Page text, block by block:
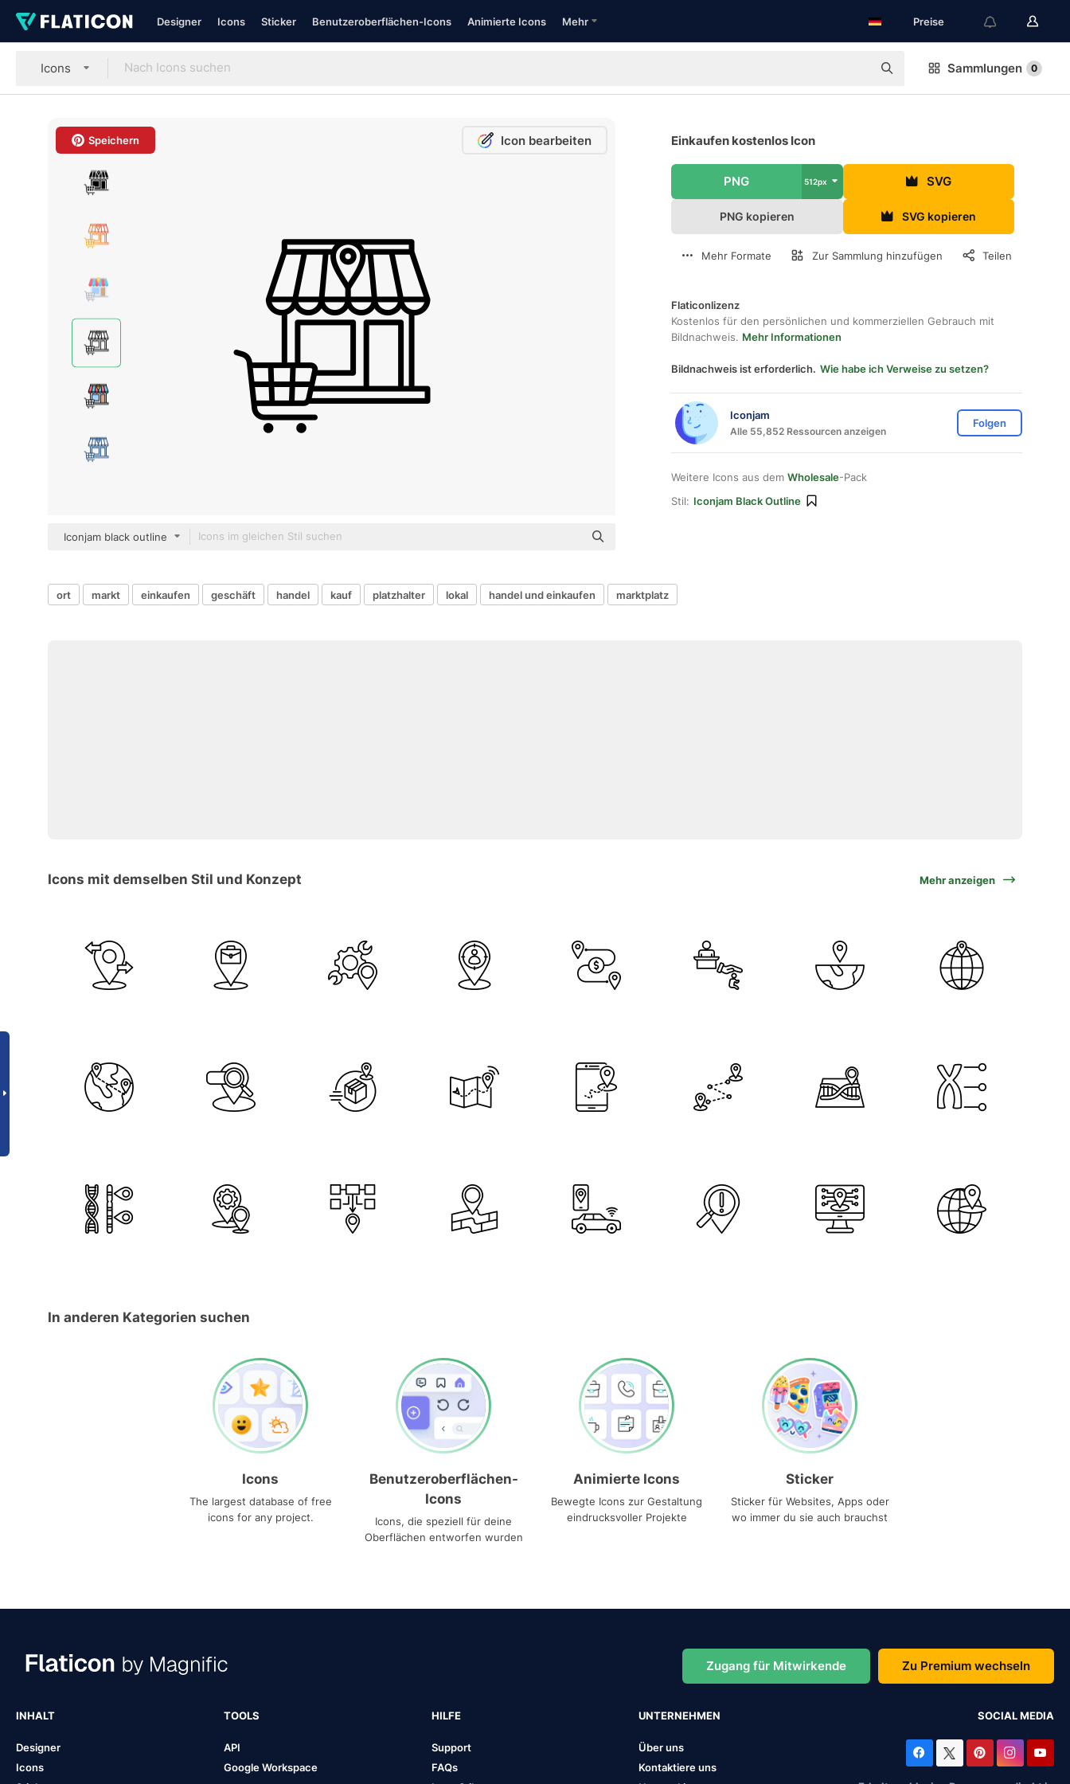
Designer Icons Sticker Benutzeroberflächen-Icons Animierte Icons Mehr Preise
Icons Sammlungen 0
Speichern Icon bearbeiten
Iconjam black outline
Einkaufen kostenlos Icon
PNG 512px SVG
PNG kopieren SVG kopieren
Mehr Formate Zur Sammlung hinzufügen Teilen
Flaticonlizenz
Kostenlos für den persönlichen und kommerziellen Gebrauch mit
Bildnachweis. Mehr Informationen
Bildnachweis ist erforderlich. Wie habe ich Verweise zu setzen?
Iconjam
Alle 55,852 Ressourcen anzeigen
Folgen
Weitere Icons aus dem Wholesale-Pack
Stil: Iconjam Black Outline
ort markt einkaufen geschäft handel kauf platzhalter lokal handel und einkaufen marktplatz
Icons mit demselben Stil und Konzept Mehr anzeigen
In anderen Kategorien suchen
Icons
The largest database of free
icons for any project.
Benutzeroberflächen-
Icons
Icons, die speziell für deine
Oberflächen entworfen wurden
Animierte Icons
Bewegte Icons zur Gestaltung
eindrucksvoller Projekte
Sticker
Sticker für Websites, Apps oder
wo immer du sie auch brauchst
Zugang für Mitwirkende Zu Premium wechseln
INHALT
Designer
Icons
TOOLS
API
Google Workspace
HILFE
Support
FAQs
UNTERNEHMEN
Über uns
Kontaktiere uns
SOCIAL MEDIA